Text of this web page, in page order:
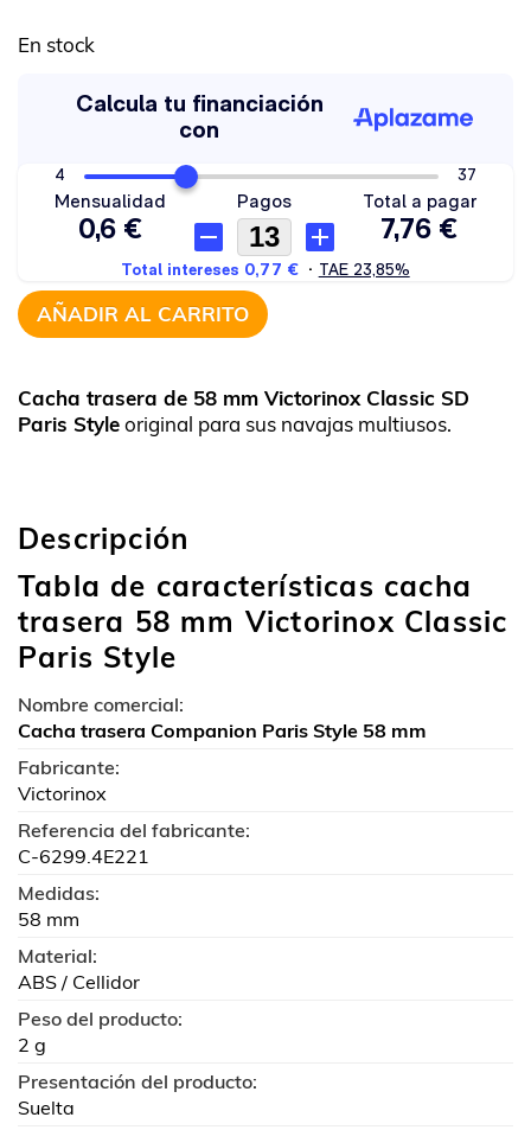
En stock
AÑADIR AL CARRITO
Cacha trasera de 58 mm Victorinox Classic SD
Paris Styleoriginal para sus navajas multiusos.
Descripción
Tabla de características cacha
trasera 58 mm Victorinox Classic
Paris Style
Nombre comercial:
Cacha trasera Companion Paris Style 58 mm
Fabricante:
Victorinox
Referencia del fabricante:
C-6299.4E221
Medidas:
58 mm
Material:
ABS / Cellidor
Peso del producto:
2 g
Presentación del producto:
Suelta